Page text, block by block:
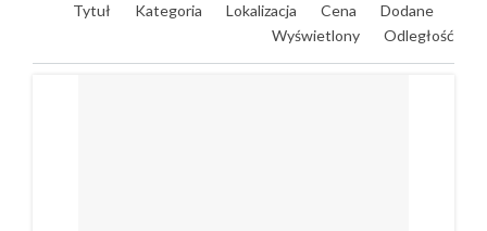
Tytuł Kategoria Lokalizacja Cena
Dodane
Wyświetlony
Odległość